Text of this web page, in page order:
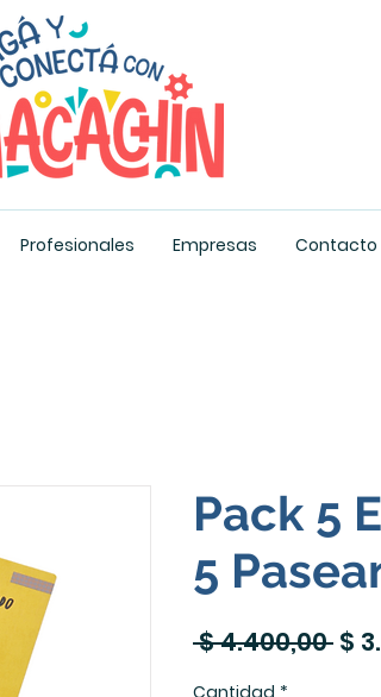
Profesionales Empresas Contacto
Pack 5
5
$ 4.400,00 $